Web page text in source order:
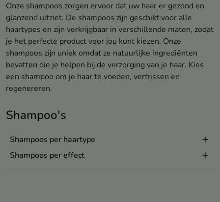
Shampoo's
Shampoos per haartype
Shampoos per effect
Onze shampoos zorgen ervoor dat uw haar er gezond en
glanzend uitziet. De shampoos zijn geschikt voor alle
haartypes en zijn verkrijgbaar in verschillende maten, zodat
je het perfecte product voor jou kunt kiezen. Onze
shampoos zijn uniek omdat ze natuurlijke ingrediënten
bevatten die je helpen bij de verzorging van je haar. Kies
een shampoo om je haar te voeden, verfrissen en
regenereren.